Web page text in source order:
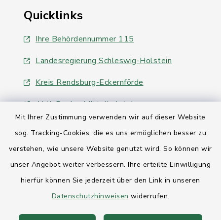
Mit Ihrer Zustimmung verwenden wir auf dieser Website
sog. Tracking-Cookies, die es uns ermöglichen besser zu
verstehen, wie unsere Website genutzt wird. So können wir
unser Angebot weiter verbessern. Ihre erteilte Einwilligung
hierfür können Sie jederzeit über den Link in unseren
Datenschutzhinweisen widerrufen.
Quicklinks
Ihre Behördennummer 115
Landesregierung Schleswig-Holstein
Kreis Rendsburg-Eckernförde
AktivRegion Mittelholstein
Kontakt
Anfahrt